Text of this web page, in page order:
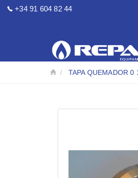
+34 91 604 82 44
TAPA QUEMADOR